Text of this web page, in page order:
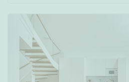
Rakennusvuosi